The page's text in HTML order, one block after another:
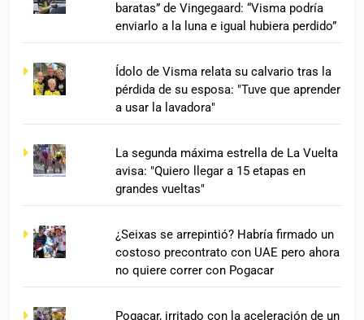
baratas” de Vingegaard: “Visma podría
enviarlo a la luna e igual hubiera perdido”
Ídolo de Visma relata su calvario tras la
pérdida de su esposa: "Tuve que aprender
a usar la lavadora"
La segunda máxima estrella de La Vuelta
avisa: "Quiero llegar a 15 etapas en
grandes vueltas"
¿Seixas se arrepintió? Habría firmado un
costoso precontrato con UAE pero ahora
no quiere correr con Pogacar
Pogacar, irritado con la aceleración de un